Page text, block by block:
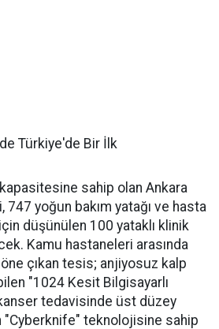
Türkiye'de Bir İlk
sahip olan Ankara
747 yoğun bakım yatağı ve hasta
düşünülen 100 yataklı klinik
Kamu hastaneleri arasında
öne çıkan tesis; anjiyosuz kalp
"1024 Kesit Bilgisayarlı
tedavisinde üst düzey
"Cyberknife" teknolojisine sahip